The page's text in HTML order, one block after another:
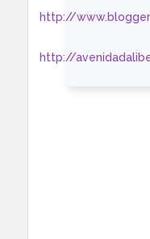
http://
http://